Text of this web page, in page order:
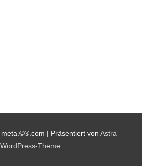
meta.©®.com | Präsentiert von Astra
WordPress-Theme